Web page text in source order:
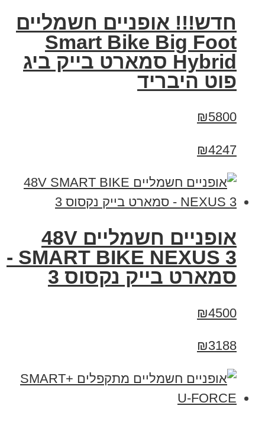
חדש!!! אופניים חשמליים
Smart Bike Big Foot
Hybrid סמארט בייק ביג
פוט היבריד
₪5800
₪4247
אופניים חשמליים 48V
SMART BIKE NEXUS 3 -
סמארט בייק נקסוס 3
₪4500
₪3188